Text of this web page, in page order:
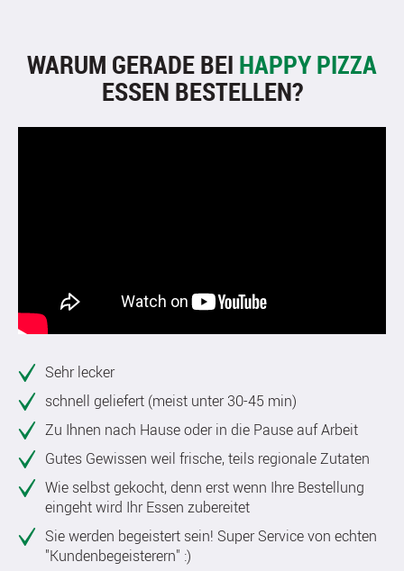
WARUM GERADE BEI HAPPY PIZZA
ESSEN BESTELLEN?
Sehr lecker
schnell geliefert (meist unter 30-45 min)
Zu Ihnen nach Hause oder in die Pause auf Arbeit
Gutes Gewissen weil frische, teils regionale Zutaten
Wie selbst gekocht, denn erst wenn Ihre Bestellung
eingeht wird Ihr Essen zubereitet
Sie werden begeistert sein! Super Service von echten
"Kundenbegeisterern" :)